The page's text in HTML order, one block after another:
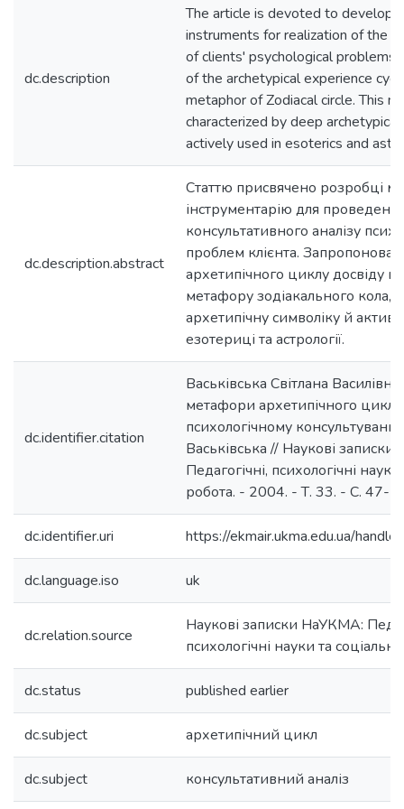
dc.description
The article is devoted to
instruments for realization of the
of clients' psychological
of the archetypical experience
metaphor of Zodiacal circle. This
characterized by deep
actively used in esoterics and
dc.description.abstract
Статтю присвячено розробці
інструментарію для
консультативного аналізу
проблем клієнта.
архетипічного циклу досвіду
метафору зодіакального кола,
архетипічну символіку й
езотериці та астрології.
dc.identifier.citation
Васьківська Світлана
метафори архетипічного циклу
психологічному
Васьківська // Наукові
Педагогічні, психологічні
робота. - 2004. - Т. 33. - С. 47-
dc.identifier.uri https://ekmair.ukma.edu.ua/
dc.language.iso uk
dc.relation.source
Наукові записки НаУКМА:
психологічні науки та
dc.status published earlier
dc.subject архетипічний цикл
dc.subject консультативний аналіз